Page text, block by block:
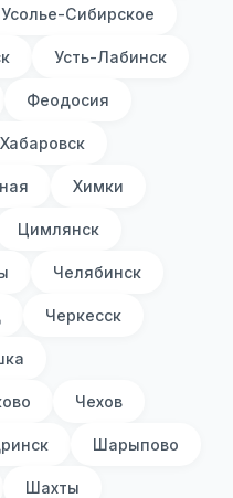
Усолье-Сибирское
Усть-Лабинск
Феодосия
Хабаровск
Химки
Цимлянск
Челябинск
Черкесск
Чехов
Шарыпово
Шахты